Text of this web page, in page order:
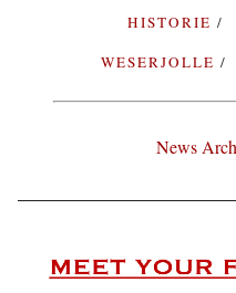
HISTORIE
WESERJOLLE
News